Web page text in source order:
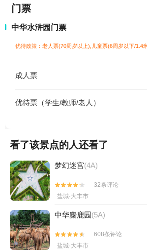
门票
中华水浒园门票
优待政策：老人票(70周岁以上),儿童票(6周岁以下/1.4
成人票
优待票（学生/教师/老人）
看了该景点的人还看了
梦幻迷宫(4A)


32条评论
盐城·大丰市
中华麋鹿园(5A)


608条评论
盐城·大丰市